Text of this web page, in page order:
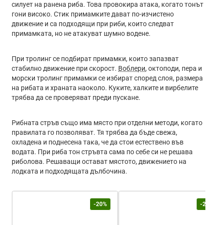
силует на ранена риба. Това провокира атака, когато тонът
гони високо. Стик примамките дават по-изчистено
движение и са подходящи при риби, които следват
примамката, но не атакуват шумно водене.
При тролинг се подбират примамки, които запазват
стабилно движение при скорост. Воблери, октоподи, пера и
морски тролинг примамки се избират според слоя, размера
на рибата и храната наоколо. Куките, халките и вирбелите
трябва да се проверяват преди пускане.
Рибната стръв също има място при отделни методи, когато
правилата го позволяват. Тя трябва да бъде свежа,
охладена и поднесена така, че да стои естествено във
водата. При риба тон стръвта сама по себе си не решава
риболова. Решаващи остават мястото, движението на
лодката и подходящата дълбочина.
-20% -20%